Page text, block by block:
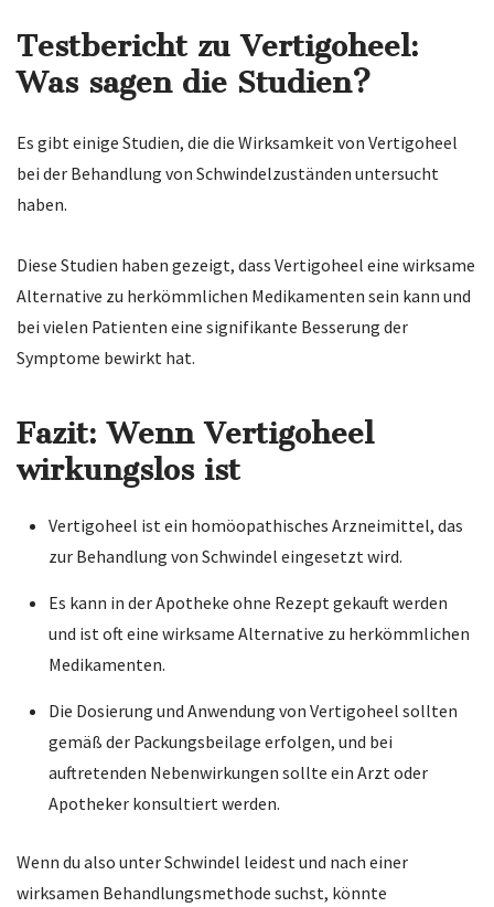
Testbericht zu Vertigoheel:
Was sagen die Studien?
Es gibt einige Studien, die die Wirksamkeit von Vertigoheel
bei der Behandlung von Schwindelzuständen untersucht
haben.
Diese Studien haben gezeigt, dass Vertigoheel eine wirksame
Alternative zu herkömmlichen Medikamenten sein kann und
bei vielen Patienten eine signifikante Besserung der
Symptome bewirkt hat.
Fazit: Wenn Vertigoheel
wirkungslos ist
Vertigoheel ist ein homöopathisches Arzneimittel, das
zur Behandlung von Schwindel eingesetzt wird.
Es kann in der Apotheke ohne Rezept gekauft werden
und ist oft eine wirksame Alternative zu herkömmlichen
Medikamenten.
Die Dosierung und Anwendung von Vertigoheel sollten
gemäß der Packungsbeilage erfolgen, und bei
auftretenden Nebenwirkungen sollte ein Arzt oder
Apotheker konsultiert werden.
Wenn du also unter Schwindel leidest und nach einer
wirksamen Behandlungsmethode suchst, könnte